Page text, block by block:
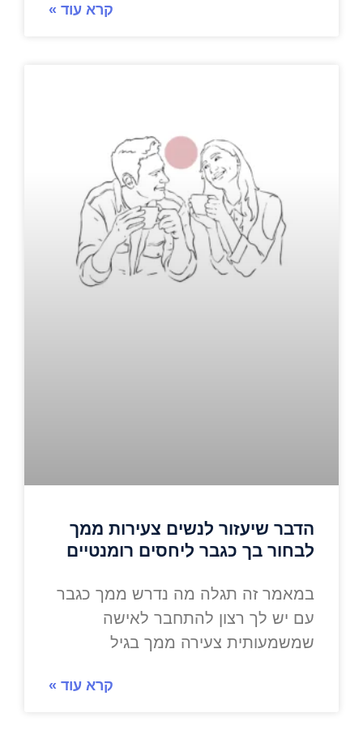
קרא עוד »
הדבר שיעזור לנשים צעירות ממך
לבחור בך כגבר ליחסים רומנטיים
במאמר זה תגלה מה נדרש ממך כגבר
עם יש לך רצון להתחבר לאישה
שמשמעותית צעירה ממך בגיל
קרא עוד »